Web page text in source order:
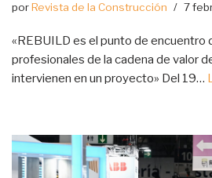
porRevista de la Construcción 7
«REBUILD es el punto de encuentro
profesionales de la cadena de valor
intervienen en un proyecto» Del 19…